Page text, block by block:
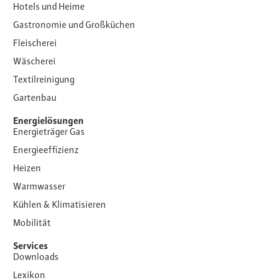
Hotels und Heime
Gastronomie und Großküchen
Fleischerei
Wäscherei
Textilreinigung
Gartenbau
Energielösungen
Energieträger Gas
Energieeffizienz
Heizen
Warmwasser
Kühlen & Klimatisieren
Mobilität
Services
Downloads
Lexikon